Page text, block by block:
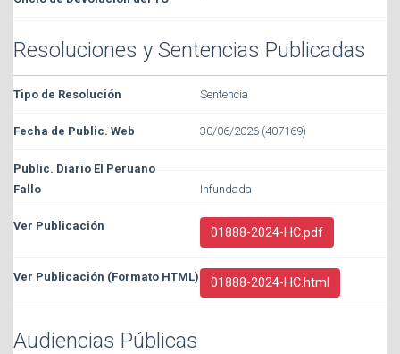
Resoluciones y Sentencias Publicadas
Sentencia
30/06/2026 (407169)
Infundada
01888-2024-HC.pdf
01888-2024-HC.html
Audiencias Públicas